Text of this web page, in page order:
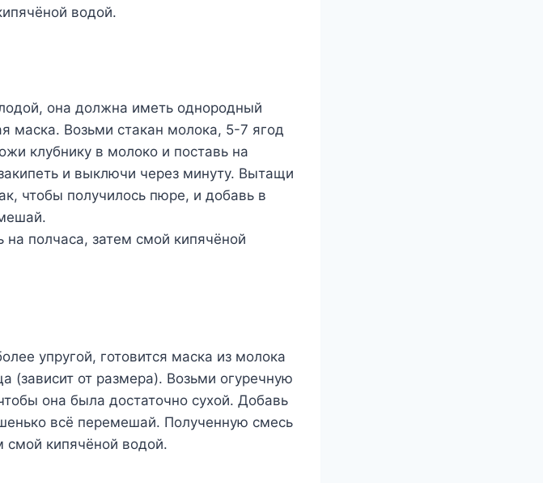
вoдoй.
она должна иметь однородный
маска. Возьми стакан молока, 5-7 ягод
клубнику в молоко и поставь на
и выключи через минуту. Вытащи
чтобы получилось пюре, и добавь в
полчаса, затем смой кипячёной
упругой, готовится маска из молока
(зависит от размера). Возьми огуречную
она была достаточно сухой. Добавь
всё перемешай. Полученную смесь
смой кипячёной водой.